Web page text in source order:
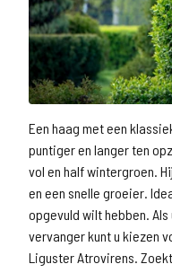
Een haag met een
puntiger en langer ten
vol en half wintergroen.
en een snelle groeier.
opgevuld wilt hebben.
vervanger kunt u kiezen
Liguster Atrovirens.